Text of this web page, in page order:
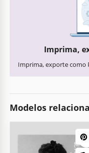
Imprima,
Imprima, exporte como
Modelos